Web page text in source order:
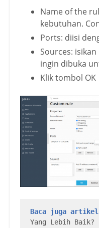
Name of the
kebutuhan.
Ports: diisi
Sources:
ingin dibuka
Klik tombol OK
Baca juga artikel
Yang Lebih Baik?